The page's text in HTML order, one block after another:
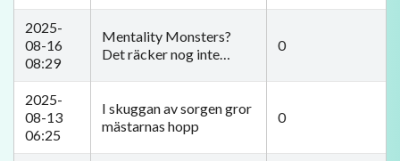
2025-
08-16
08:29
Mentality Monsters?
Det räcker nog inte…
0
2025-
08-13
06:25
I skuggan av sorgen gror
mästarnas hopp
0